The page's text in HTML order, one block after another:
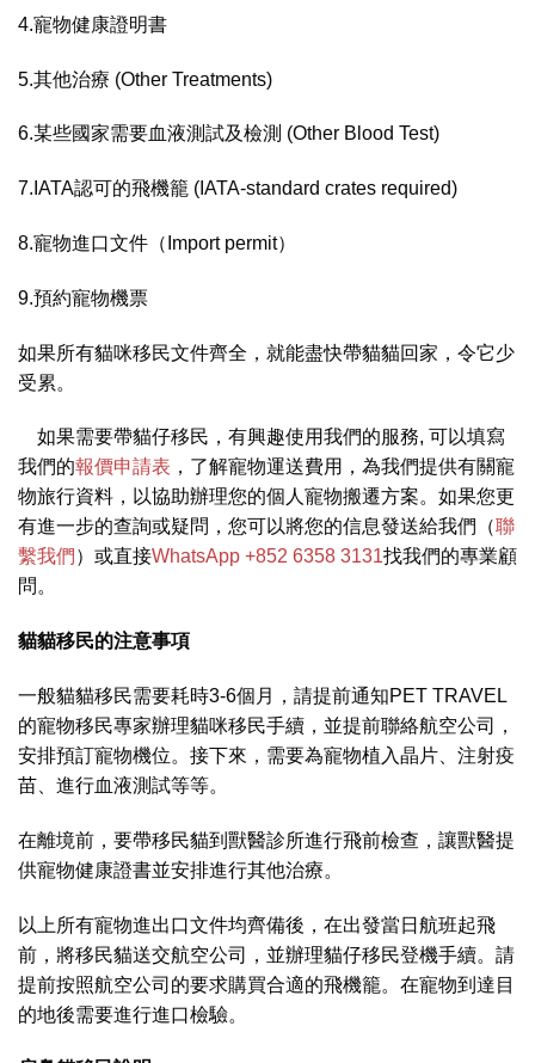
4.寵物健康證明書
5.其他治療 (Other Treatments)
6.某些國家需要血液測試及檢測 (Other Blood Test)
7.IATA認可的飛機籠 (IATA-standard crates required)
8.寵物進口文件（Import permit）
9.預約寵物機票
如果所有貓咪移民文件齊全，就能盡快帶貓貓回家，令它少
受累。
如果需要帶貓仔移民，有興趣使用我們的服務, 可以填寫
我們的報價申請表 ，了解寵物運送費用，為我們提供有關寵
物旅行資料，以協助辦理您的個人寵物搬遷方案。如果您更
有進一步的查詢或疑問，您可以將您的信息發送給我們（聯
繫我們 ）或直接WhatsApp +852 6358 3131找我們的專業顧
問。
貓貓移民的注意事項
一般貓貓移民需要耗時3-6個月，請提前通知PET TRAVEL
的寵物移民專家辦理貓咪移民手續，並提前聯絡航空公司，
安排預訂寵物機位。接下來，需要為寵物植入晶片、注射疫
苗、進行血液測試等等。
在離境前，要帶移民貓到獸醫診所進行飛前檢查，讓獸醫提
供寵物健康證書並安排進行其他治療。
以上所有寵物進出口文件均齊備後，在出發當日航班起飛
前，將移民貓送交航空公司，並辦理貓仔移民登機手續。請
提前按照航空公司的要求購買合適的飛機籠。在寵物到達目
的地後需要進行進口檢驗。